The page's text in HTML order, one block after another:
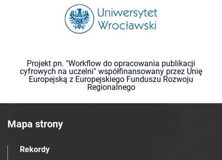
Projekt pn. "Workflow do opracowania publikacji
cyfrowych na uczelni" współfinansowany przez Unię
Europejską z Europejskiego Funduszu Rozwoju
Regionalnego
Mapa strony
Rekordy